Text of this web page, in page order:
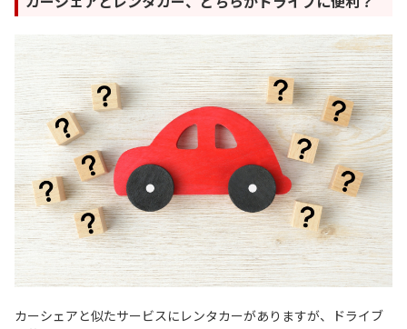
カーシェアと似たサービスにレンタカーがありますが、ドライブ